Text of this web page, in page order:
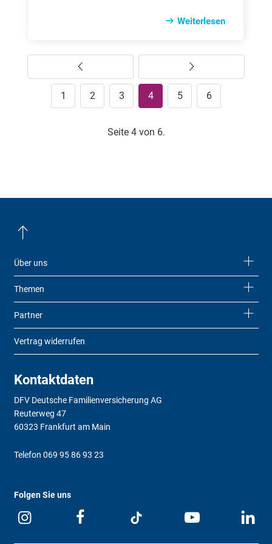
dar­auf­fol­gen­dem Zahn­fleisch­rück­gang.
schwund hat, wel­che Symp­to­me ty­pisch
sind und wie so­wohl ei­ne na­tür­li­che als
auch zahn­ärzt­li­che Be­hand­lung aus­sieht.
Weiterlesen
1 2 3 4 5 6
Seite 4 von 6.
Über uns
Themen
Partner
Vertrag widerrufen
Kontaktdaten
DFV Deutsche Familienversicherung AG
Reuterweg 47
60323 Frankfurt am Main
Telefon 069 95 86 93 23
Folgen Sie uns